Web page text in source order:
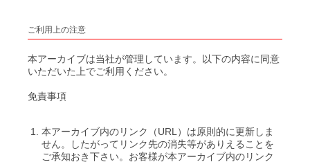
ご利用上の注意
本アーカイブは当社が管理しています。以下の内容に同意
いただいた上でご利用ください。
免責事項
本アーカイブ内のリンク（URL）は原則的に更新しま
せん。したがってリンク先の消失等がありえることを
ご承知おき下さい。お客様が本アーカイブ内のリンク